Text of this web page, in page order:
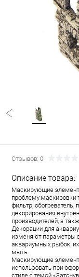
Отзывов: 0
Описание товара:
Маскирующие
проблему маскировки
фильтр, обогреватель,
декорирования
производителей, а
Декорации для
изменяют параметры
аквариумных рыбок,
мыть.
Маскирующие
использовать при
стиле с темой